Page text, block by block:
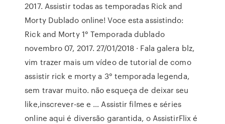
2017. Assistir todas as temporadas Rick and
Morty Dublado online! Voce esta assistindo:
Rick and Morty 1° Temporada dublado
novembro 07, 2017. 27/01/2018 · Fala galera blz,
vim trazer mais um vídeo de tutorial de como
assistir rick e morty a 3° temporada legenda,
sem travar muito. não esqueça de deixar seu
like,inscrever-se e … Assistir filmes e séries
online aqui é diversão garantida, o AssistirFlix é